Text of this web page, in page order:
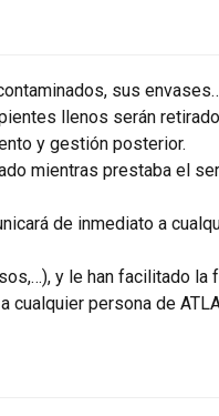
sus
llenos serán
y gestión posterior.
mientras prestaba el
de inmediato a
y le han facilitado
persona de